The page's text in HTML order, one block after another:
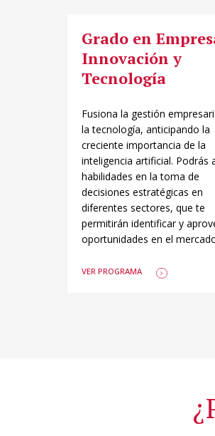
Grado en
Innovación y
Tecnología
Fusiona la gestión
la tecnología, anticipando la
creciente importancia de la
inteligencia artificial. Podrás
habilidades en la toma de
decisiones estratégicas en
diferentes sectores, que te
permitirán identificar y
oportunidades en el
VER PROGRAMA